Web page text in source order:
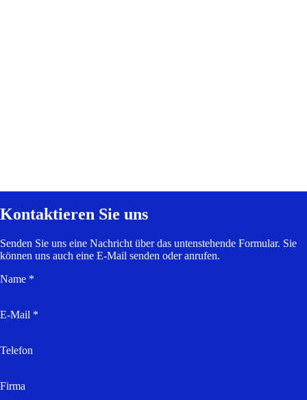
Kontaktieren Sie uns
Senden Sie uns eine Nachricht über das untenstehende Formular. Sie
können uns auch eine E-Mail senden oder anrufen.
Name *
E-Mail *
Telefon
Firma